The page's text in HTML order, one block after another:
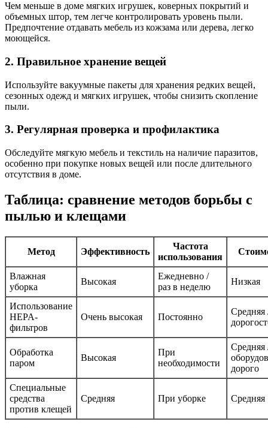
Чем меньше в доме мягких игрушек, коверных покрытий и
объемных штор, тем легче контролировать уровень пыли.
Предпочтение отдавать мебель из кожзама или дерева, легко
моющейся.
2. Правильное хранение вещей
Используйте вакуумные пакеты для хранения редких вещей,
сезонных одежд и мягких игрушек, чтобы снизить скопление
пыли.
3. Регулярная проверка и профилактика
Обследуйте мягкую мебель и текстиль на наличие паразитов,
особенно при покупке новых вещей или после длительного
отсутствия в доме.
Таблица: сравнение методов борьбы с
пылью и клещами
Метод Эффективность
Частота
использования
Влажная
уборка
Высокая
Ежедневно /
раз в неделю
Низкая
Использование
HEPA-
фильтров
Очень высокая Постоянно
Средняя
Обработка
паром
Высокая
При
необходимости
Средняя
дорого
Специальные
средства
против клещей
Средняя При уборке Средняя